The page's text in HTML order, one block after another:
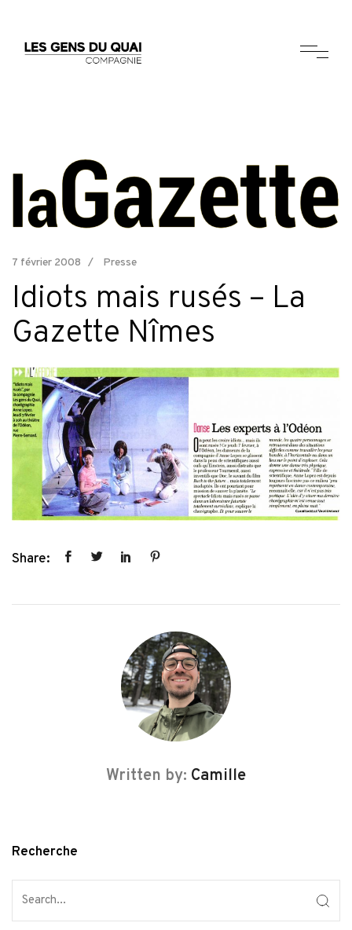
7 février 2008 Presse
Idiots mais rusés – La
Gazette Nîmes
Share:
Written by: Camille
Recherche